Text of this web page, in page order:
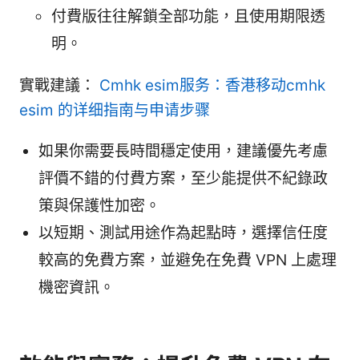
付費版往往解鎖全部功能，且使用期限透
明。
實戰建議： Cmhk esim服务：香港移动cmhk
esim 的详细指南与申请步骤
如果你需要長時間穩定使用，建議優先考慮
評價不錯的付費方案，至少能提供不紀錄政
策與保護性加密。
以短期、測試用途作為起點時，選擇信任度
較高的免費方案，並避免在免費 VPN 上處理
機密資訊。